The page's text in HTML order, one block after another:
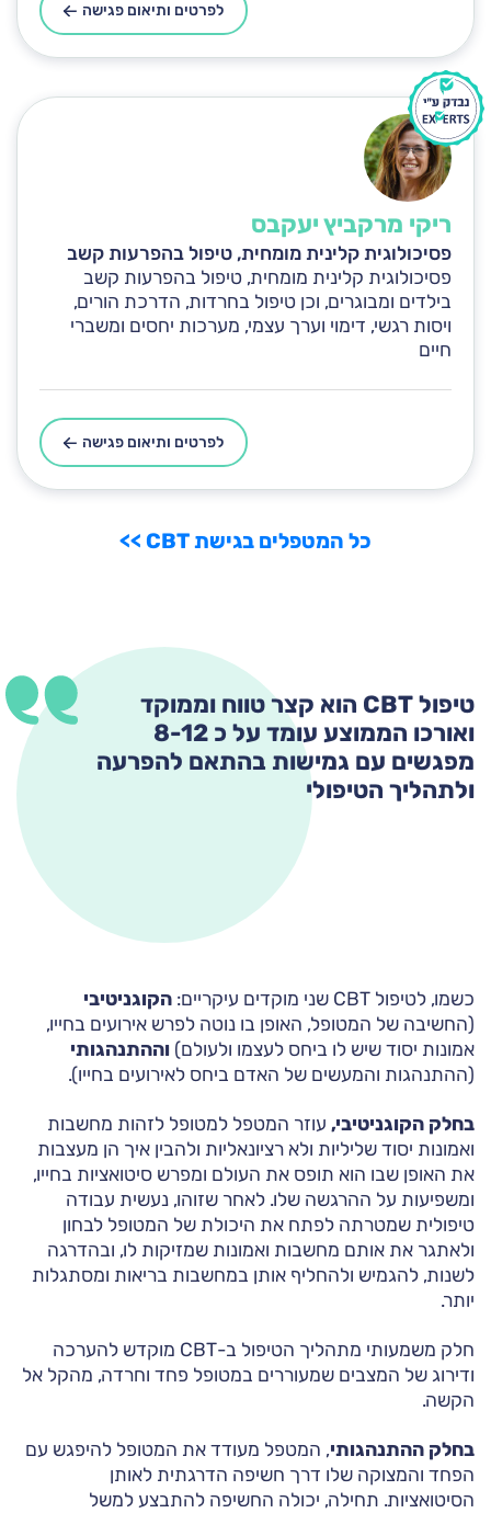
לפרטים ותיאום פגישה
ריקי מרקביץ יעקבס
פסיכולוגית קלינית מומחית, טיפול בהפרעות קשב
פסיכולוגית קלינית מומחית, טיפול בהפרעות קשב
בילדים ומבוגרים, וכן טיפול בחרדות, הדרכת הורים,
ויסות רגשי, דימוי וערך עצמי, מערכות יחסים ומשברי
חיים
לפרטים ותיאום פגישה
כל המטפלים בגישת CBT >>
טיפול CBT הוא קצר טווח וממוקד
ואורכו הממוצע עומד על כ 8-12
מפגשים עם גמישות בהתאם להפרעה
ולתהליך הטיפולי
כשמו, לטיפול CBT שני מוקדים עיקריים:
הקוגניטיבי
(החשיבה של המטופל, האופן בו נוטה לפרש אירועים בחייו,
אמונות יסוד שיש לו ביחס לעצמו ולעולם) וההתנהגותי
(ההתנהגות והמעשים של האדם ביחס לאירועים בחייו).
בחלק הקוגניטיבי, עוזר המטפל למטופל לזהות מחשבות
ואמונות יסוד שליליות ולא רציונאליות ולהבין איך הן מעצבות
את האופן שבו הוא תופס את העולם ומפרש סיטואציות בחייו,
ומשפיעות על ההרגשה שלו. לאחר שזוהו, נעשית עבודה
טיפולית שמטרתה לפתח את היכולת של המטופל לבחון
ולאתגר את אותם מחשבות ואמונות שמזיקות לו, ובהדרגה
לשנות, להגמיש ולהחליף אותן במחשבות בריאות ומסתגלות
יותר.
חלק משמעותי מתהליך הטיפול ב-CBT מוקדש להערכה
ודירוג של המצבים שמעוררים במטופל פחד וחרדה, מהקל אל
הקשה.
בחלק ההתנהגותי, המטפל מעודד את המטופל להיפגש עם
הפחד והמצוקה שלו דרך חשיפה הדרגתית לאותן
הסיטואציות. תחילה, יכולה החשיפה להתבצע למשל